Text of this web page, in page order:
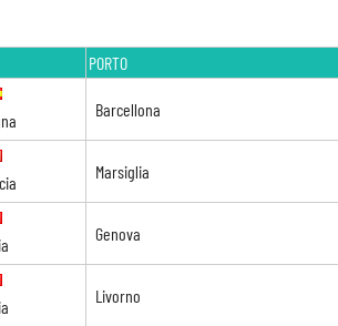
PORTO
Barcellona
Marsiglia
Genova
Livorno